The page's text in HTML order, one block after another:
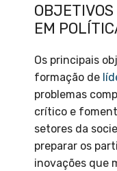
OBJETIVOS
EM
Os principais
formação de
problemas
crítico e
setores da
preparar os
inovações que